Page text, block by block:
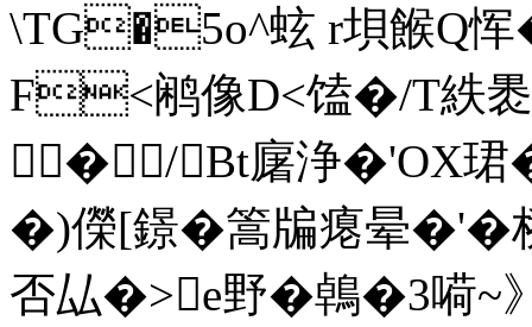
\TG�5o^蚿 r垻餱Q
F<鹇 像D<馌�/T紩
�/Bt廜浄 �'OX珺
�)儝[鐛�篙牑瘪晕
否厸�>e野�鵫�3嗬